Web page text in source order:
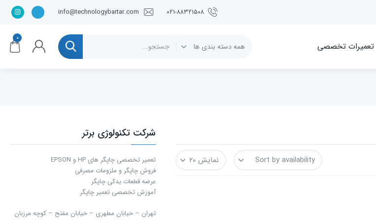
info@technologybartar.com ۰۲۱-۸۸۳۲۱۵۰۸
تعمیرات تخصصی
۰
شرکت تکنولوژی برتر
تعمیر تخصصی چاپگر های HP و EPSON
فروش چاپگر و ملزومات مصرفی
عرضه قطعات یدکی چاپگر
آموزش تخصصی تعمیر چاپگر
تهران – خیابان مطهری – خیابان مفتح – كوچه مرزبان